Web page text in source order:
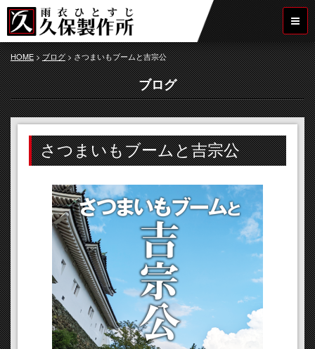
HOME>ブログ>さつまいもブームと吉宗公
ブログ
さつまいもブームと吉宗公